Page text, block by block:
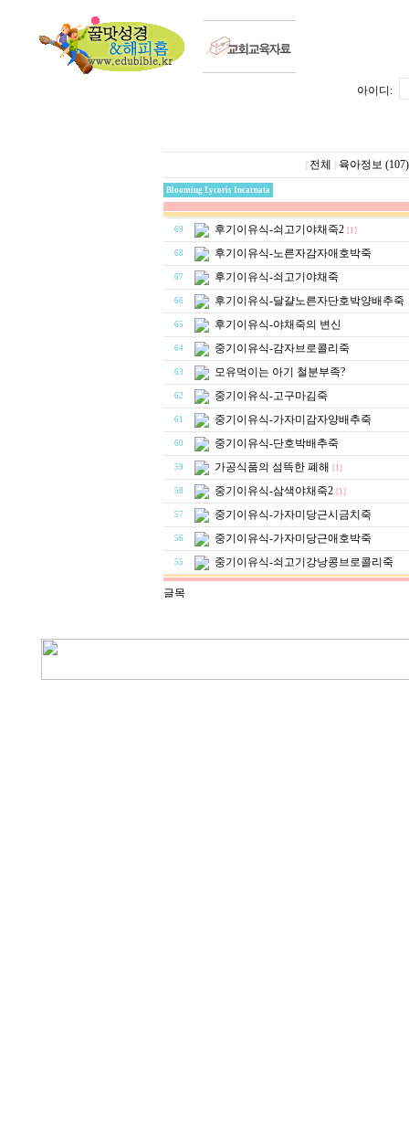
아이디:
전체 육아정보 (107)
Blooming Lycoris Incarnata
69 후기이유식-쇠고기야채죽2 [1]
68 후기이유식-노른자감자애호박죽
67 후기이유식-쇠고기야채죽
66 후기이유식-달걀노른자단호박양배추죽
65 후기이유식-야채죽의 변신
64 중기이유식-감자브로콜리죽
63 모유먹이는 아기 철분부족?
62 중기이유식-고구마김죽
61 중기이유식-가자미감자양배추죽
60 중기이유식-단호박배추죽
59 가공식품의 섬뜩한 폐해 [1]
58 중기이유식-삼색야채죽2 [1]
57 중기이유식-가자미당근시금치죽
56 중기이유식-가자미당근애호박죽
55 중기이유식-쇠고기강낭콩브로콜리죽